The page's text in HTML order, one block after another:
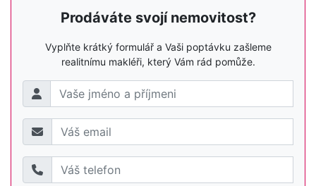
Prodáváte svojí nemovitost?
Vyplňte krátký formulář a Vaši poptávku zašleme
realitnímu makléři, který Vám rád pomůže.